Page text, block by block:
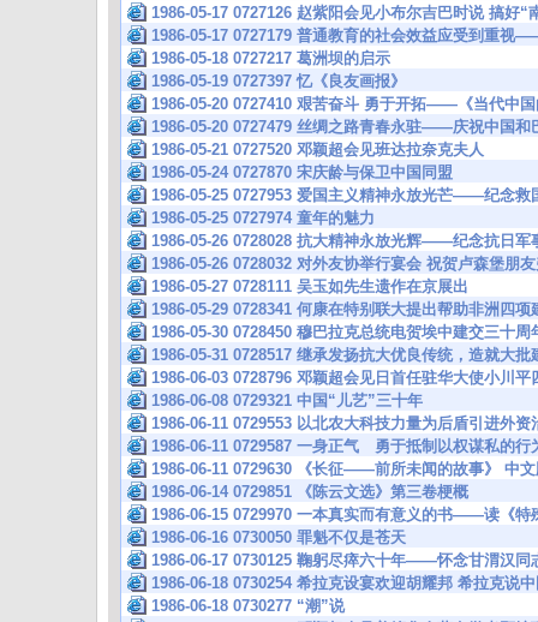
1986-05-17 0727126 赵紫阳会见小布尔吉巴时说 搞好“
1986-05-17 0727179 普通教育的社会效益应受到重视
1986-05-18 0727217 葛洲坝的启示
1986-05-19 0727397 忆《良友画报》
1986-05-20 0727410 艰苦奋斗 勇于开拓——《当代中
1986-05-20 0727479 丝绸之路青春永驻——庆祝中国和
1986-05-21 0727520 邓颖超会见班达拉奈克夫人
1986-05-24 0727870 宋庆龄与保卫中国同盟
1986-05-25 0727953 爱国主义精神永放光芒——纪念救
1986-05-25 0727974 童年的魅力
1986-05-26 0728028 抗大精神永放光辉——纪念抗日军
1986-05-26 0728032 对外友协举行宴会 祝贺卢森堡朋
1986-05-27 0728111 吴玉如先生遗作在京展出
1986-05-29 0728341 何康在特别联大提出帮助非洲四
1986-05-30 0728450 穆巴拉克总统电贺埃中建交三十
1986-05-31 0728517 继承发扬抗大优良传统，造就大
1986-06-03 0728796 邓颖超会见日首任驻华大使小川平
1986-06-08 0729321 中国“儿艺”三十年
1986-06-11 0729553 以北农大科技力量为后盾引进外
1986-06-11 0729587 一身正气 勇于抵制以权谋私的行
1986-06-11 0729630 《长征——前所未闻的故事》 中
1986-06-14 0729851 《陈云文选》第三卷梗概
1986-06-15 0729970 一本真实而有意义的书——读《特
1986-06-16 0730050 罪魁不仅是苍天
1986-06-17 0730125 鞠躬尽瘁六十年——怀念甘渭汉同
1986-06-18 0730254 希拉克设宴欢迎胡耀邦 希拉克说
1986-06-18 0730277 “潮”说